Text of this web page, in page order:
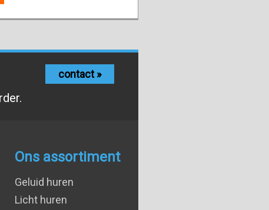
contact »
Ons assortiment
Geluid huren
Licht huren